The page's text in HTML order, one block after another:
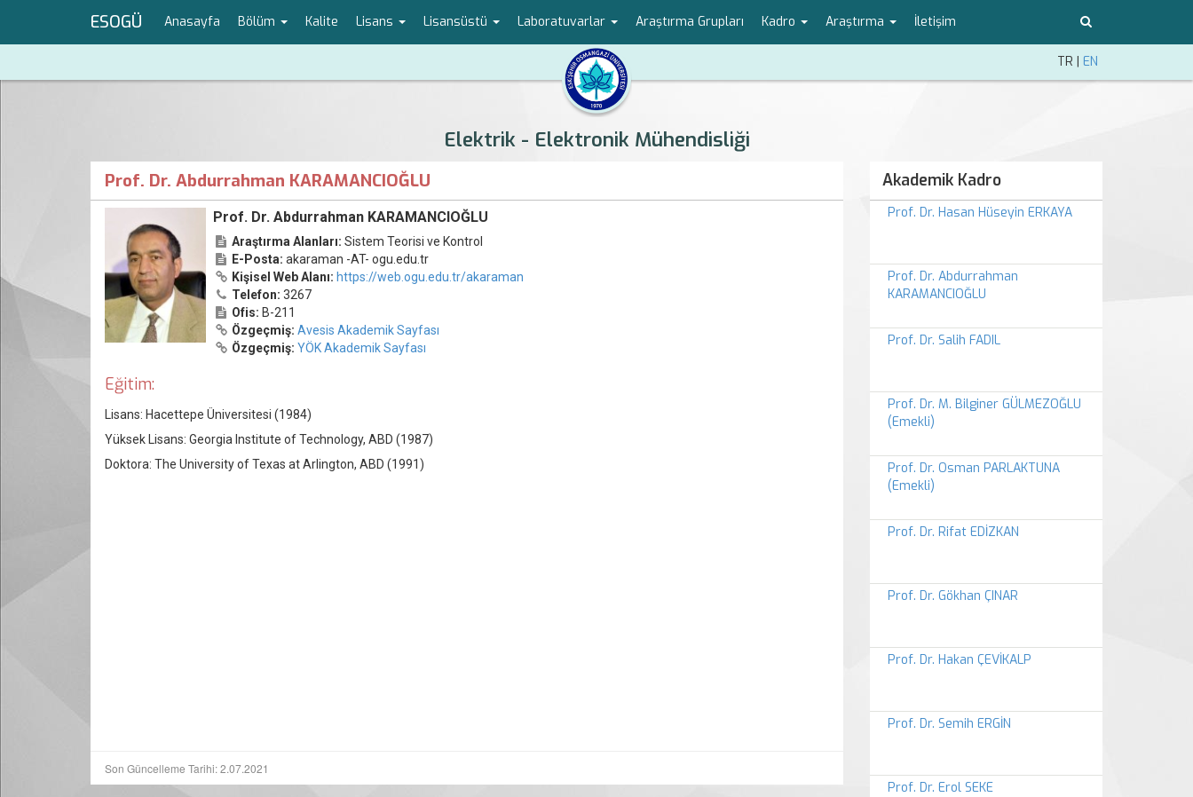
ESOGÜ Anasayfa Bölüm Kalite Lisans Lisansüstü Laboratuvarlar Araştırma Grupları Kadro Araştırma İletişim
TR | EN
Elektrik - Elektronik Mühendisliği
Prof. Dr. Abdurrahman KARAMANCIOĞLU
Prof. Dr. Abdurrahman KARAMANCIOĞLU
Araştırma Alanları: Sistem Teorisi ve Kontrol
E-Posta: akaraman -AT- ogu.edu.tr
Kişisel Web Alanı: https://web.ogu.edu.tr/akaraman
Telefon: 3267
Ofis: B-211
Özgeçmiş: Avesis Akademik Sayfası
Özgeçmiş: YÖK Akademik Sayfası
Eğitim:
Lisans: Hacettepe Üniversitesi (1984)
Yüksek Lisans: Georgia Institute of Technology, ABD (1987)
Doktora: The University of Texas at Arlington, ABD (1991)
Son Güncelleme Tarihi: 2.07.2021
Akademik Kadro
Prof. Dr. Hasan Hüseyin ERKAYA
Prof. Dr. Abdurrahman
KARAMANCIOĞLU
Prof. Dr. Salih FADIL
Prof. Dr. M. Bilginer GÜLMEZOĞLU
(Emekli)
Prof. Dr. Osman PARLAKTUNA
(Emekli)
Prof. Dr. Rifat EDİZKAN
Prof. Dr. Gökhan ÇINAR
Prof. Dr. Hakan ÇEVİKALP
Prof. Dr. Semih ERGİN
Prof. Dr. Erol SEKE